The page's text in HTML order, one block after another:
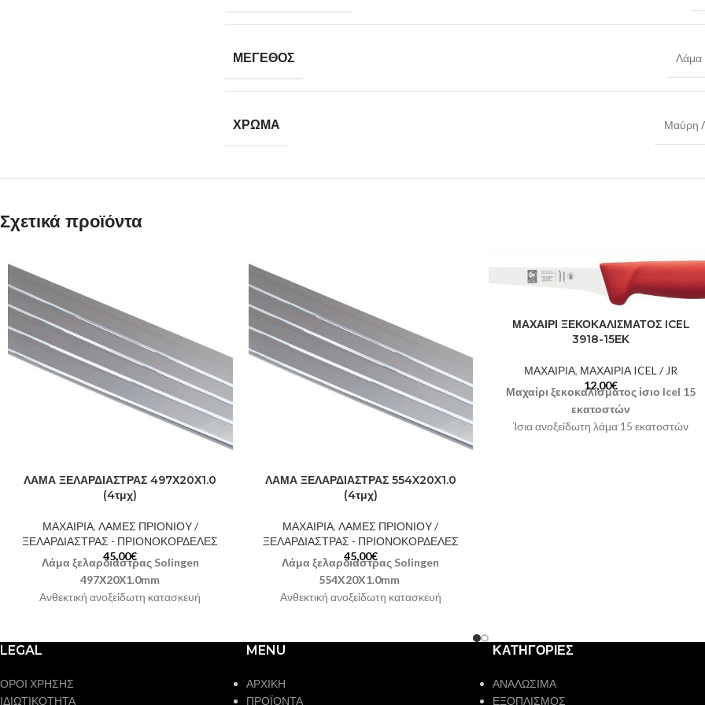
ΜΕΓΕΘΟΣ Λάμα
ΧΡΩΜΑ Μαύρη
Σχετικά προϊόντα
ΛΑΜΑ ΞΕΛΑΡΔΙΑΣΤΡΑΣ 497Χ20Χ1.0
(4τμχ)
ΜΑΧΑΙΡΙΑ, ΛΑΜΕΣ ΠΡΙΟΝΙΟΥ /
ΞΕΛΑΡΔΙΑΣΤΡΑΣ - ΠΡΙΟΝΟΚΟΡΔΕΛΕΣ
45,00€
Λάμα ξελαρδιάστρας Solingen
497Χ20Χ1.0mm
Ανθεκτική ανοξείδωτη κατασκευή
ΛΑΜΑ ΞΕΛΑΡΔΙΑΣΤΡΑΣ 554X20X1.0
(4τμχ)
ΜΑΧΑΙΡΙΑ,ΛΑΜΕΣ ΠΡΙΟΝΙΟΥ /
ΞΕΛΑΡΔΙΑΣΤΡΑΣ - ΠΡΙΟΝΟΚΟΡΔΕΛΕΣ
45,00€
Λάμα ξελαρδιάστρας Solingen
554X20X1.0mm
Ανθεκτική ανοξείδωτη κατασκευή
ΜΑΧΑΙΡΙ ΞΕΚΟΚΑΛΙΣΜΑΤΟΣ ICEL
3918-15ΕΚ
ΜΑΧΑΙΡΙΑ, ΜΑΧΑΙΡΙΑ ICEL / JR
12,00€
Μαχαίρι ξεκοκαλίσματος ίσιο Icel 15
εκατοστών
Ίσια ανοξείδωτη λάμα 15 εκατοστών
LEGAL
ΟΡΟΙ ΧΡΗΣΗΣ
ΙΔΙΩΤΙΚΟΤΗΤΑ
MENU
ΑΡΧΙΚΗ
ΠΡΟΪΟΝΤΑ
ΚΑΤΗΓΟΡΙΕΣ
ΑΝΑΛΩΣΙΜΑ
ΕΞΟΠΛΙΣΜΟΣ